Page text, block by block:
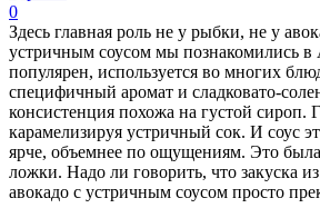
0
Здесь главная роль не у рыбки, не у
устричным соусом мы познакомились в
популярен, используется во многих
специфичный аромат и сладковато-
консистенция похожа на густой сироп.
карамелизируя устричный сок. И соус
ярче, объемнее по ощущениям. Это
ложки. Надо ли говорить, что закуска
авокадо с устричным соусом просто